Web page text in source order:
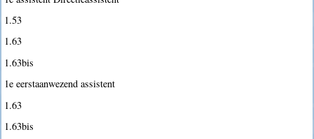
1.53
1.63
1.63bis
1e eerstaanwezend assistent
1.63
1.63bis